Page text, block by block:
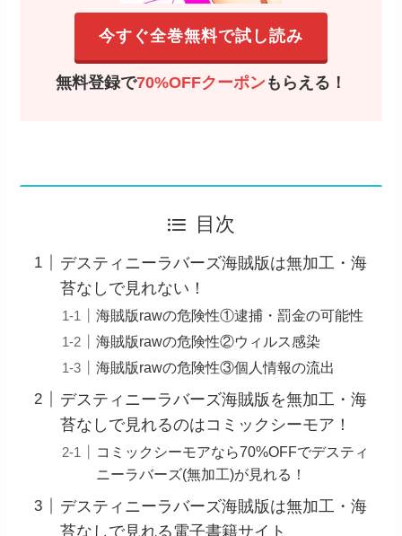
今すぐ全巻無料で試し読み
無料登録で70%OFFクーポン もらえる！
目次
デスティニーラバーズ海賊版は無加工・海
苔なしで見れない！
海賊版rawの危険性①逮捕・罰金の可能性
海賊版rawの危険性②ウィルス感染
海賊版rawの危険性③個人情報の流出
デスティニーラバーズ海賊版を無加工・海
苔なしで見れるのはコミックシーモア！
コミックシーモアなら70%OFFでデスティ
ニーラバーズ(無加工)が見れる！
デスティニーラバーズ海賊版は無加工・海
苔なしで見れる電子書籍サイト